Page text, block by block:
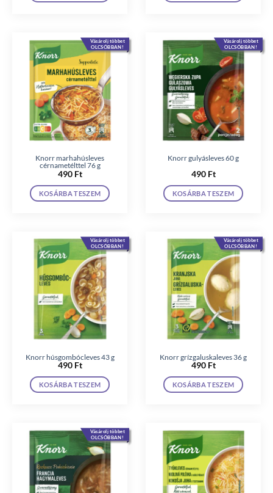
Vásárolj többet
OLCSÓBBAN!
Knorr marhahúsleves
cérnametélttel 76 g
490 Ft
KOSÁRBA TESZEM
Vásárolj többet
OLCSÓBBAN!
Knorr gulyásleves 60 g
490 Ft
KOSÁRBA TESZEM
Vásárolj többet
OLCSÓBBAN!
Knorr húsgombócleves 43 g
490 Ft
KOSÁRBA TESZEM
Vásárolj többet
OLCSÓBBAN!
Knorr grízgaluskaleves 36 g
490 Ft
KOSÁRBA TESZEM
Vásárolj többet
OLCSÓBBAN!